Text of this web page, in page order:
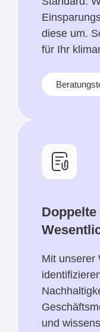
diese um.
für Ihr
Doppelte
Mit unserer
und